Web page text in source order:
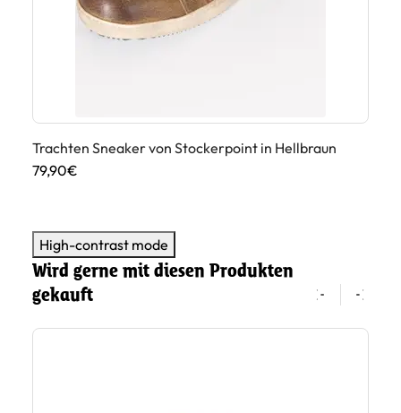
Trachten Sneaker von Stockerpoint in Hellbraun
79,90€
High-contrast mode
Wird gerne mit diesen Produkten
gekauft